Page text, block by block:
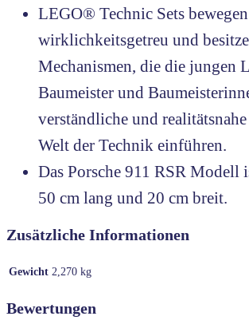
LEGO® Technic Sets
wirklichkeitsgetreu und
Mechanismen, die die jungen
Baumeister und
verständliche und
Welt der Technik einführen.
Das Porsche 911 RSR Modell
50 cm lang und 20 cm breit.
Zusätzliche Informationen
Gewicht 2,270 kg
Bewertungen